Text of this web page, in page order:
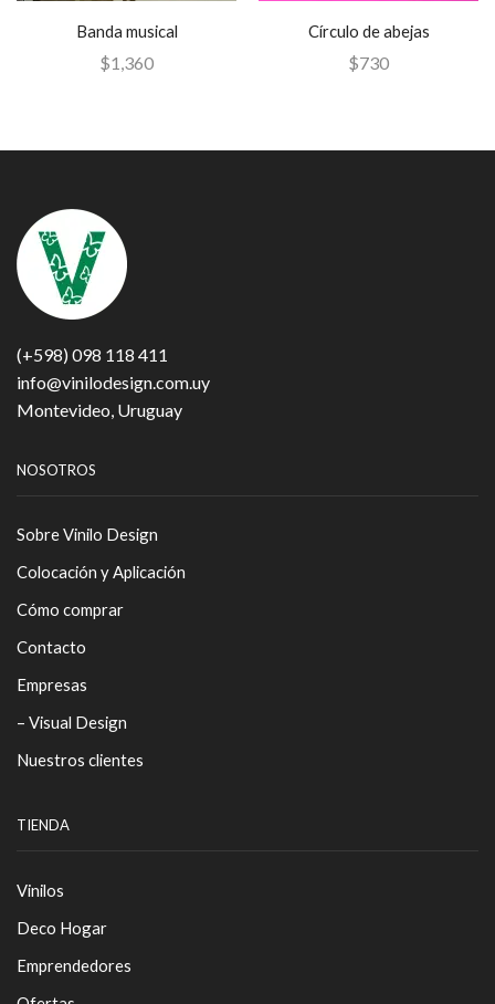
Banda musical
$1,360
Círculo de abejas
$730
(+598) 098 118 411
info@vinilodesign.com.uy
Montevideo, Uruguay
NOSOTROS
Sobre Vinilo Design
Colocación y Aplicación
Cómo comprar
Contacto
Empresas
– Visual Design
Nuestros clientes
TIENDA
Vinilos
Deco Hogar
Emprendedores